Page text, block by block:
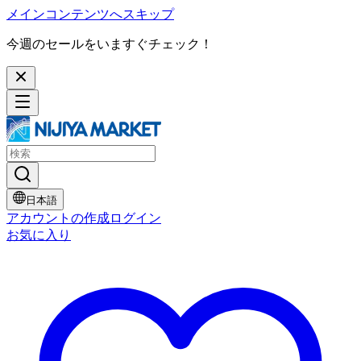
メインコンテンツへスキップ
今週のセールをいますぐチェック！
日本語
アカウントの作成ログイン
お気に入り